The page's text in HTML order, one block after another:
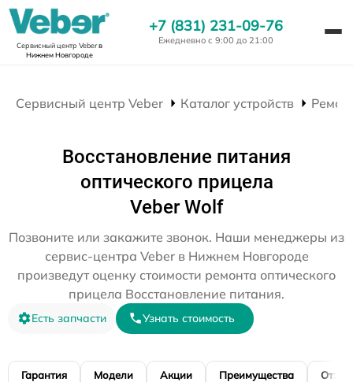
Сервисный центр Veberв
Нижнем Новгороде
+7 (831) 231-09-76
Ежедневно с 9:00 до 21:00
Сервисный центр Veber Каталог устройств
Восстановление питания
оптического прицела
Veber Wolf
Позвоните или закажите звонок. Наши менеджеры из
сервис-центра Veber в Нижнем Новгороде
произведут оценку стоимости ремонта оптического
прицела Восстановление питания.
Есть запчасти Узнать стоимость
Гарантия Модели Акции Преимущества